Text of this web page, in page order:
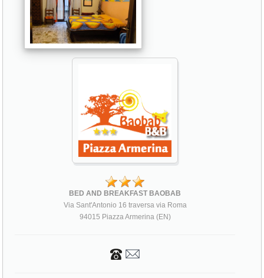
BED AND BREAKFAST BAOBAB
Via Sant'Antonio 16 traversa via Roma
94015 Piazza Armerina (EN)